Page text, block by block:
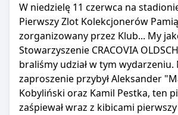
W niedzielę 11 czerwca na
Pierwszy Zlot Kolekcjonerów
zorganizowany przez Klub... My
Stowarzyszenie CRACOVIA
braliśmy udział w tym wydarzeniu.
zaproszenie przybył Aleksander
Kobyliński oraz Kamil Pestka, ten
zaśpiewał wraz z kibicami